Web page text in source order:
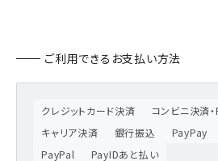
ご利用できるお支払い方法
クレジットカード決済
コンビニ決済
キャリア決済
銀行振込 PayPay
PayPal
PayIDあと払い